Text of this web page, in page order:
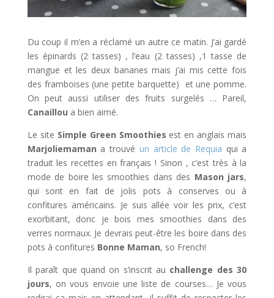
Du coup il m’en a réclamé un autre ce matin. J’ai gardé
les épinards (2 tasses) , l’eau (2 tasses) ,1 tasse de
mangue et les deux bananes mais j’ai mis cette fois
des framboises (une petite barquette) et une pomme.
On peut aussi utiliser des fruits surgelés … Pareil,
Canaillou a bien aimé.
Le site Simple Green Smoothies est en anglais mais
Marjoliemaman a trouvé un article de Requia qui a
traduit les recettes en français ! Sinon , c’est très à la
mode de boire les smoothies dans des Mason jars,
qui sont en fait de jolis pots à conserves ou à
confitures américains. Je suis allée voir les prix, c’est
exorbitant, donc je bois mes smoothies dans des
verres normaux. Je devrais peut-être les boire dans des
pots à confitures Bonne Maman, so French!
Il paraît que quand on s’inscrit au challenge des 30
jours, on vous envoie une liste de courses… Je vous